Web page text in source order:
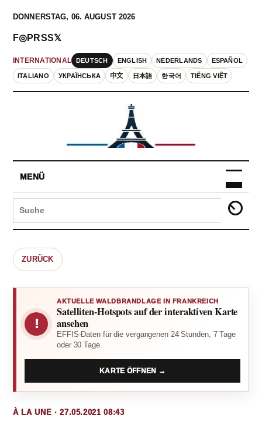
DONNERSTAG, 06. AUGUST 2026
INTERNATIONAL DEUTSCH ENGLISH NEDERLANDS ESPAÑOL
ITALIANO УКРАЇНСЬКА 中文 日本語 한국어 TIẾNG VIỆT
F◎PRSS𝕏
MENÜ
ZURÜCK
!
AKTUELLE WALDBRANDLAGE IN FRANKREICH
Satelliten-Hotspots auf der interaktiven Karte
ansehen
EFFIS-Daten für die vergangenen 24 Stunden, 7 Tage
oder 30 Tage.
KARTE ÖFFNEN →
À LA UNE · 27.05.2021 08:43